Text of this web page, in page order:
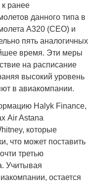
ранее
данного типа в
A320 (CEO) и
пять аналогичных
время. Эти меры
на расписание
высокий уровень
в авиакомпании.
Halyk Finance,
Air Astana
которые
что может поставить
третью
Учитывая
остается